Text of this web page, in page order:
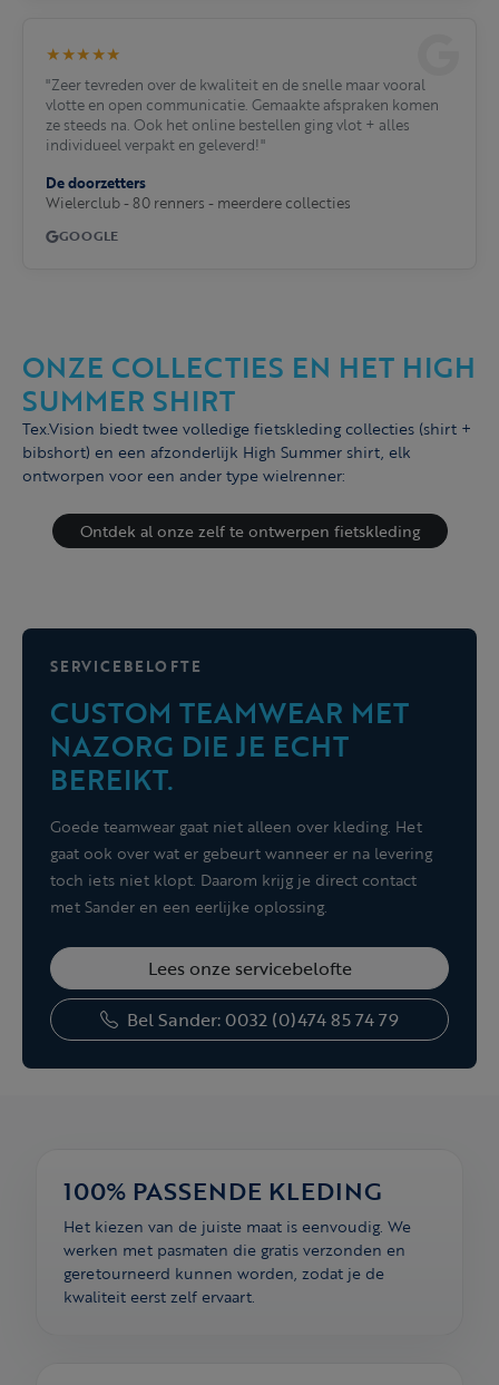
★★★★★
"Zeer tevreden over de kwaliteit en de snelle maar vooral
vlotte en open communicatie. Gemaakte afspraken komen
ze steeds na. Ook het online bestellen ging vlot + alles
individueel verpakt en geleverd!"
De doorzetters
Wielerclub - 80 renners - meerdere collecties
GOOGLE
ONZE COLLECTIES EN HET HIGH
SUMMER SHIRT
Tex.Vision biedt twee volledige fietskleding collecties (shirt +
bibshort) en een afzonderlijk High Summer shirt, elk
ontworpen voor een ander type wielrenner:
Ontdek al onze zelf te ontwerpen fietskleding
SERVICEBELOFTE
CUSTOM TEAMWEAR MET
NAZORG DIE JE ECHT
BEREIKT.
Goede teamwear gaat niet alleen over kleding. Het
gaat ook over wat er gebeurt wanneer er na levering
toch iets niet klopt. Daarom krijg je direct contact
met Sander en een eerlijke oplossing.
Lees onze servicebelofte
Bel Sander: 0032 (0)474 85 74 79
100% PASSENDE KLEDING
Het kiezen van de juiste maat is eenvoudig. We
werken met pasmaten die gratis verzonden en
geretourneerd kunnen worden, zodat je de
kwaliteit eerst zelf ervaart.